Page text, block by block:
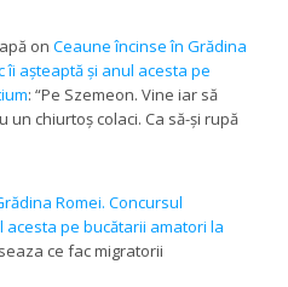
onCeaune încinse în Grădina
îi așteaptă și anul acesta pe
: “Pe Szemeon. Vine iar să
chiurtoș colaci. Ca să-și rupă
Romei. Concursul
acesta pe bucătarii amatori la
ce fac migratorii